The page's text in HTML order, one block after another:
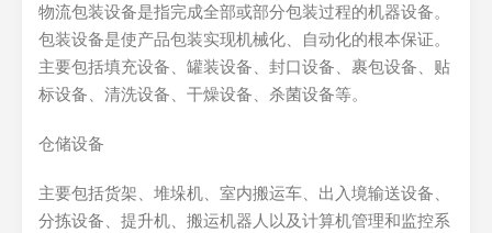
物流包装设备是指完成全部或部分包装过程的机器设备。
包装设备是使产品包装实现机械化、自动化的根本保证。
主要包括填充设备、罐装设备、封口设备、裹包设备、贴
标设备、清洗设备、干燥设备、杀菌设备等。
仓储设备
主要包括货架、堆垛机、室内搬运车、出入境输送设备、
分拣设备、提升机、搬运机器人以及计算机管理和监控系